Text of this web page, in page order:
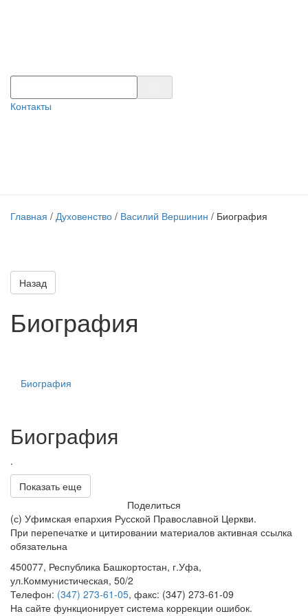
Контакты
Главная / Духовенство / Василий Вершинин / Биография
Назад
Биография
Биография
Биография
.
Показать еще
Поделиться
(с) Уфимская епархия Русской Православной Церкви.
При перепечатке и цитировании материалов активная ссылка
обязательна
450077, Республика Башкортостан, г.Уфа,
ул.Коммунистическая, 50/2
Телефон: (347) 273-61-05, факс: (347) 273-61-09
На сайте функционирует система коррекции ошибок.